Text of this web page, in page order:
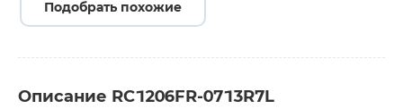
Подобрать похожие
Описание RC1206FR-0713R7L